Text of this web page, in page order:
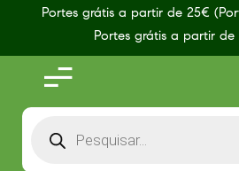
Portes grátis a partir de 25€
Portes grátis a partir